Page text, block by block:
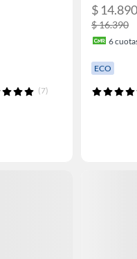
(7)
$ 14.890
$ 16.390
6
ECO